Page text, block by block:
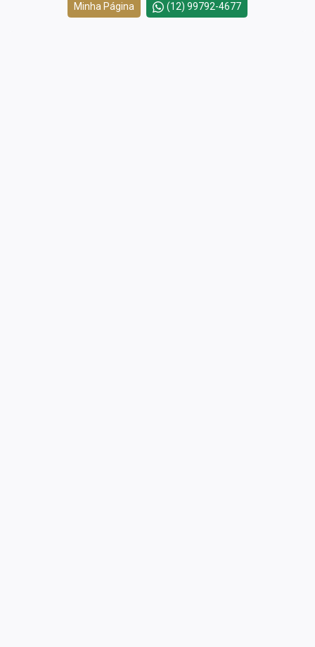
Minha Página (12) 99792-4677